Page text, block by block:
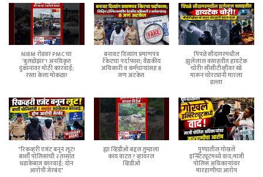
NIBM रोडवर PMC चा
'बुलडोझर'! अनधिकृत
दुकानांवर मोठी कारवाई;
रस्ता केला मोकळा!
बनावट दिव्यांग प्रमाणपत्र
रॅकेटचा पर्दाफाश; वैद्यकीय
अधिकारी व कर्मचाऱ्यांसह 8
जण अटकेत
पिंपळे सौदागरमधील
झुलेलाल वसाहतीत हायटेक
चोरी! सीसीटीव्हीवर स्प्रे
मारून चोरट्यांनी मारला
डल्ला
"रिकव्हरी एजंट बनून लूट!
बार्शी पोलिसांची २ तासांत
धडाकेबाज कारवाई; दोन
आरोपी जेरबंद"
ह्या व्हिडीओ बद्दल तुम्हाला
काय वाटत ? व्हायरल
व्हिडीओ
पुण्यातील गोखले
इन्स्टिट्यूटमध्ये वाद;माजी
पोलिस अधिकाऱ्यांवर
मारहाणीचा आरोप